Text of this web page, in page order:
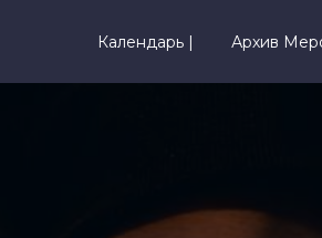
Календарь | Архив